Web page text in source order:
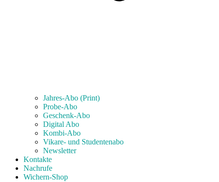
Jahres-Abo (Print)
Probe-Abo
Geschenk-Abo
Digital Abo
Kombi-Abo
Vikare- und Studentenabo
Newsletter
Kontakte
Nachrufe
Wichern-Shop